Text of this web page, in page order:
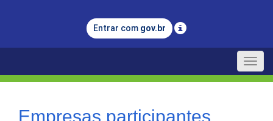
Legislação
Entrar com gov.br
Toggle
Empresas participantes